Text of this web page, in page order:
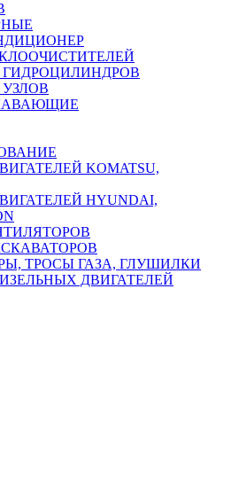
KOMATSU,
HYUNDAI,
ТРОСЫ ГАЗА, ГЛУШИЛКИ
ДВИГАТЕЛЕЙ